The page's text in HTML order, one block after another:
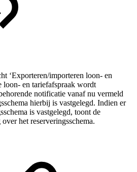
‘Exporteren/importeren loon- en
loon- en tariefafspraak wordt
notificatie vanaf nu vermeld
hierbij is vastgelegd. Indien er
is vastgelegd, toont de
het reserveringsschema.